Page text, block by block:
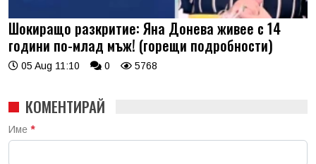
Шокиращо разкритие: Яна Донева живее с 14
години по-млад мъж! (горещи подробности)
05 Aug 11:10 0 5768
КОМЕНТИРАЙ
Име *